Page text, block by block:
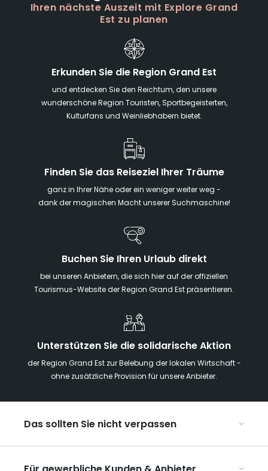
Ihren nächste Auszeit mit Explore Grand
Est zu planen
Erkunden Sie die Region Grand Est
und entdecken Sie den Reichtum, den unsere
wunderschöne Region Touristen, Sportbegeisterten,
Kulturfans und Weinliebhabern bietet.
Finden Sie das Reiseziel Ihrer Träume
ganz in Ihrer Nähe oder ein weniger weiter weg -
dank der magischen Macht unserer Suchmaschine!
Buchen Sie Ihren Urlaub direkt
bei unseren Anbietern, die sich hier auf der offiziellen
Tourismus-Website der Region Grand Est präsentieren.
Unterstützen Sie die solidarische Aktion
der Region Grand Est zur Belebung der lokalen Wirtschaft -
ohne zusätzliche Provision für unsere Anbieter.
Das sollten Sie nicht verpassen